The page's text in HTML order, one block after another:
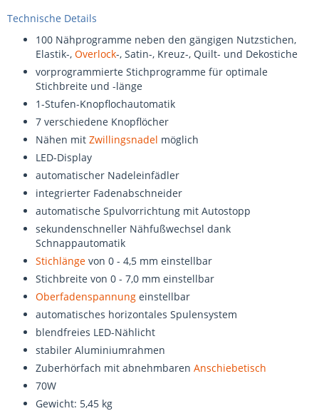
Technische Details
100 Nähprogramme neben den gängigen Nutzstichen,
Elastik-, Overlock-, Satin-, Kreuz-, Quilt- und Dekostiche
vorprogrammierte Stichprogramme für optimale
Stichbreite und -länge
1-Stufen-Knopflochautomatik
7 verschiedene Knopflöcher
Nähen mit Zwillingsnadel möglich
LED-Display
automatischer Nadeleinfädler
integrierter Fadenabschneider
automatische Spulvorrichtung mit Autostopp
sekundenschneller Nähfußwechsel dank
Schnappautomatik
Stichlänge von 0 - 4,5 mm einstellbar
Stichbreite von 0 - 7,0 mm einstellbar
Oberfadenspannung einstellbar
automatisches horizontales Spulensystem
blendfreies LED-Nählicht
stabiler Aluminiumrahmen
Zuberhörfach mit abnehmbaren Anschiebetisch
70W
Gewicht: 5,45 kg